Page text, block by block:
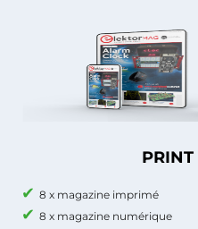
PRINT
8 x magazine imprimé
8 x magazine numérique